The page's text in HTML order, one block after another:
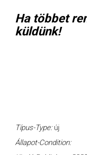
Ha többet
küldünk!
Típus-Type: új
Állapot-Condition: